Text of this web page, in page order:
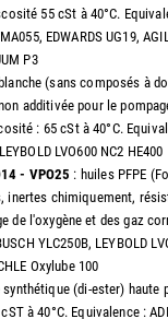
55 cSt à 40°C.
EDWARDS UG19,
P3
(sans composés à
additivée pour le
: 65 cSt à 40°C.
LVO600 NC2 HE400
- VPO25 : huiles PFPE
inertes chimiquement,
de l'oxygène et des gaz
YLC250B, LEYBOLD
Oxylube 100
synthétique (di-ester) haute
à 40°C. Equivalence :